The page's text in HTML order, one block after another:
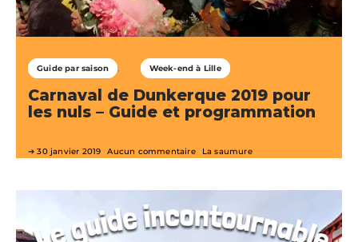
Guide par saison Week-end à Lille
Carnaval de Dunkerque 2019 pour
les nuls – Guide et programmation
30 janvier 2019 Aucun commentaire La saumure